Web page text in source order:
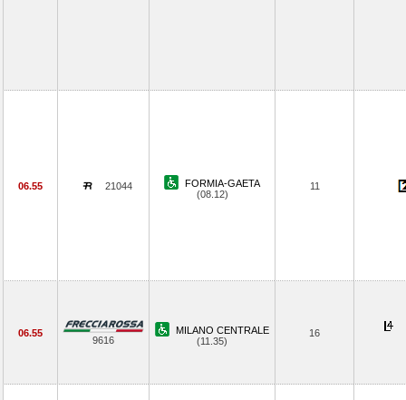
06.55 21044
FORMIA-GAETA
(08.12)
11
06.55
9616
MILANO CENTRALE
(11.35)
16